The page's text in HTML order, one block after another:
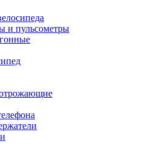
и пульсометры